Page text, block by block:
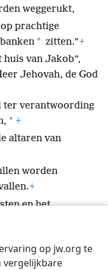
op jw.org te
vergelijkbare
weggerukt,
prachtige
* zitten.”+
huis van Jakob”,
Jehovah, de God
ter verantwoording
* +
altaren van
worden
+
en het
+